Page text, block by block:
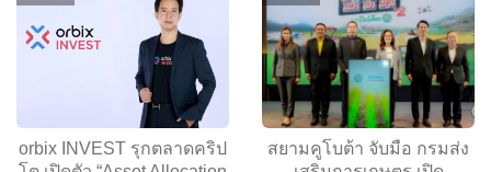
orbix INVEST รุกตลาดคริป
สยามคูโบต้า จับมือ กรมส่ง